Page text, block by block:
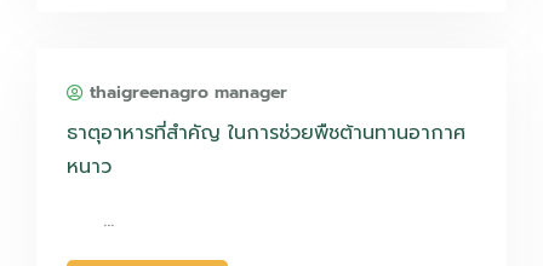
thaigreenagro manager
ธาตุอาหารที่สำคัญ ในการช่วยพืชต้านทานอากาศ
หนาว
…